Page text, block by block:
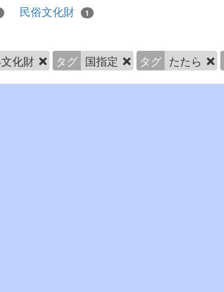
民俗文化財 1
化財 タグ 国指定 タグ たたら